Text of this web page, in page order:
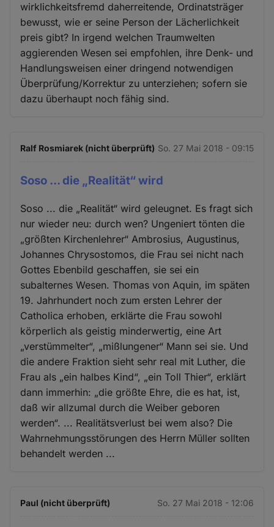
wirklichkeitsfremd daherreitende, Ordinatsträger
bewusst, wie er seine Person der Lächerlichkeit
preis gibt? In irgend welchen Traumwelten
aggierenden Wesen sei empfohlen, ihre Denk- und
Handlungsweisen einer dringend notwendigen
Überprüfung/Korrektur zu unterziehen; sofern sie
dazu überhaupt noch fähig sind.
Ralf Rosmiarek (nicht überprüft) So. 27 Mai 2018 - 09:15
Soso ... die „Realität“ wird
Soso ... die „Realität“ wird geleugnet. Es fragt sich
nur wieder neu: durch wen? Ungeniert tönten die
„größten Kirchenlehrer“ Ambrosius, Augustinus,
Johannes Chrysostomos, die Frau sei nicht nach
Gottes Ebenbild geschaffen, sie sei ein
subalternes Wesen. Thomas von Aquin, im späten
19. Jahrhundert noch zum ersten Lehrer der
Catholica erhoben, erklärte die Frau sowohl
körperlich als geistig minderwertig, eine Art
„verstümmelter“, „mißlungener“ Mann sei sie. Und
die andere Fraktion sieht sehr real mit Luther, die
Frau als „ein halbes Kind“, „ein Toll Thier“, erklärt
dann immerhin: „die größte Ehre, die es hat, ist,
daß wir allzumal durch die Weiber geboren
werden“. ... Realitätsverlust bei wem also? Die
Wahrnehmungsstörungen des Herrn Müller sollten
behandelt werden ...
Paul (nicht überprüft) So. 27 Mai 2018 - 12:06